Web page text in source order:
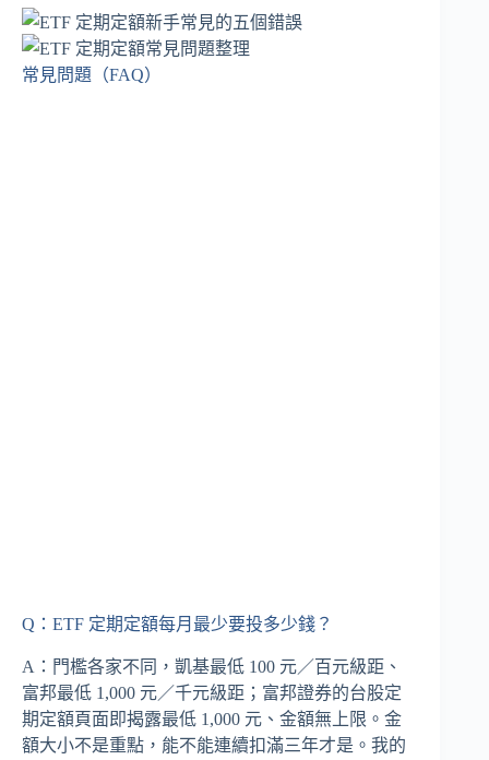
常見問題（FAQ）
Q：ETF 定期定額每月最少要投多少錢？
A：門檻各家不同，凱基最低 100 元／百元級距、
富邦最低 1,000 元／千元級距；富邦證券的台股定
期定額頁面即揭露最低 1,000 元、金額無上限。金
額大小不是重點，能不能連續扣滿三年才是。我的